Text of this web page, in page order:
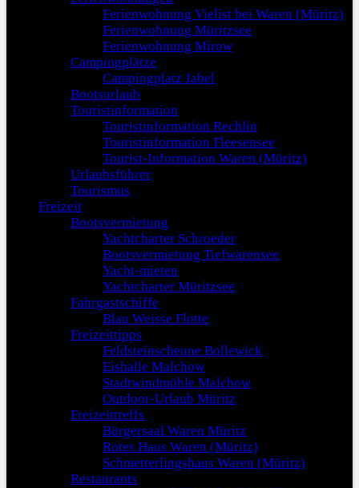
Ferienwohnung Vielist bei Waren (Müritz)
Ferienwohnung Müritzsee
Ferienwohnung Mirow
Campingplätze
Campingplatz Jabel
Bootsurlaub
Touristinformation
Touristinformation Rechlin
Touristinformation Fleesensee
Tourist-Information Waren (Müritz)
Urlaubsführer
Tourismus
Freizeit
Bootsvermietung
Yachtcharter Schroeder
Bootsvermietung Tiefwarensee
Yacht-mieten
Yachtcharter Müritzsee
Fahrgastschiffe
Blau Weisse Flotte
Freizeittipps
Feldsteinscheune Bollewick
Eishalle Malchow
Stadtwindmühle Malchow
Outdoor-Urlaub Müritz
Freizeittreffs
Bürgersaal Waren Müritz
Rotes Haus Waren (Müritz)
Schmetterlingshaus Waren (Müritz)
Restaurants